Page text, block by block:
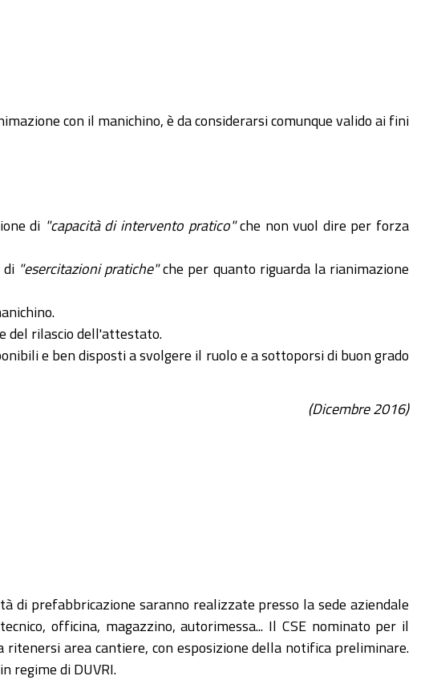
con il manichino, è da considerarsi comunque valido ai fini
di "capacità di intervento pratico"che non vuol dire per forza
di "esercitazioni pratiche"che per quanto riguarda la rianimazione
del rilascio dell'attestato.
e ben disposti a svolgere il ruolo e a sottoporsi di buon grado
(Dicembre 2016)
di prefabbricazione saranno realizzate presso la sede aziendale
officina, magazzino, autorimessa... Il CSE nominato per il
area cantiere, con esposizione della notifica preliminare.
regime di DUVRI.